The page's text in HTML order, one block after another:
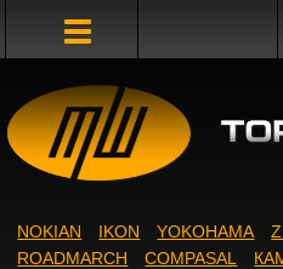
NOKIAN IKON YOKOHAMA
ROADMARCH
COMPASAL